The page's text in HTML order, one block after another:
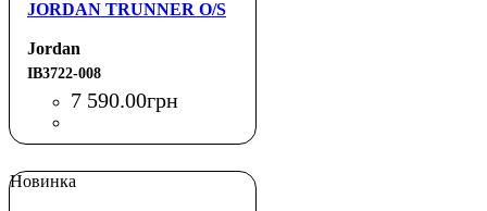
JORDAN TRUNNER O/S
Jordan
IB3722-008
7 590.00грн
Новинка